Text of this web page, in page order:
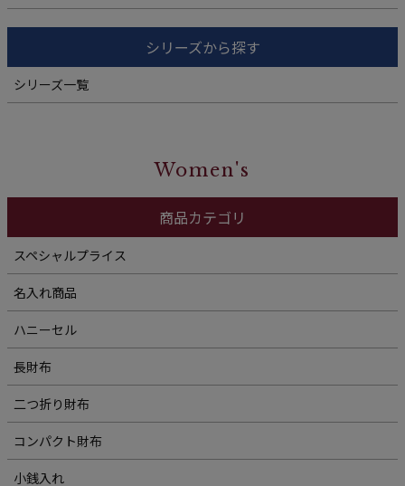
シリーズから探す
シリーズ一覧
Women's
商品カテゴリ
スペシャルプライス
名入れ商品
ハニーセル
長財布
二つ折り財布
コンパクト財布
小銭入れ